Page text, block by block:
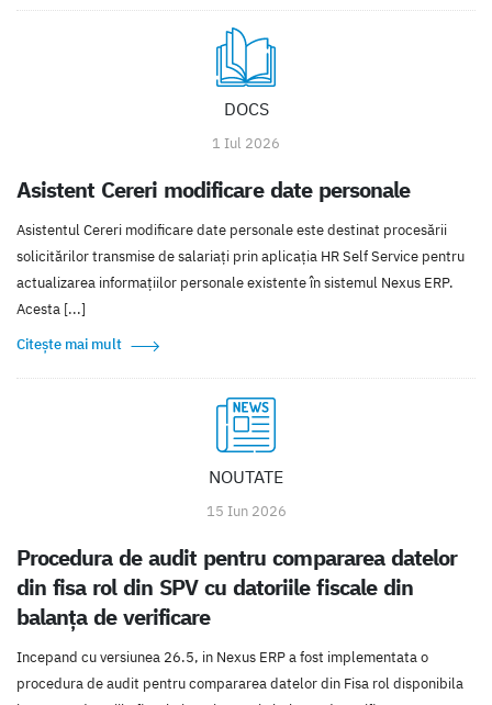
DOCS
1 Iul 2026
Asistent Cereri modificare date personale
Asistentul Cereri modificare date personale este destinat procesării
solicitărilor transmise de salariați prin aplicația HR Self Service pentru
actualizarea informațiilor personale existente în sistemul Nexus ERP.
Acesta [...]
Citește mai mult
NOUTATE
15 Iun 2026
Procedura de audit pentru compararea datelor
din fisa rol din SPV cu datoriile fiscale din
balanța de verificare
Incepand cu versiunea 26.5, in Nexus ERP a fost implementata o
procedura de audit pentru compararea datelor din Fisa rol disponibila